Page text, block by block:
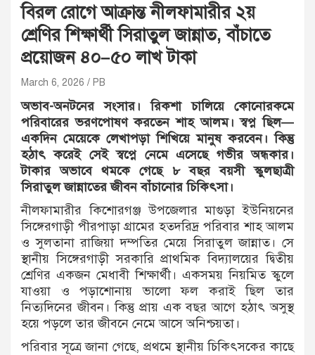
বিরল রোগে আক্রান্ত নীলফামারীর ২য়
শ্রেণির শিক্ষার্থী সিরাতুল জান্নাত, বাঁচাতে
প্রয়োজন ৪০–৫০ লাখ টাকা
March 6, 2026 PB
অভাব-অনটনের সংসার। রিকশা চালিয়ে কোনোরকমে
পরিবারের ভরণপোষণ করতেন শাহ আলম। স্বপ্ন ছিল—
একদিন মেয়েকে লেখাপড়া শিখিয়ে মানুষ করবেন। কিন্তু
হঠাৎ করেই সেই স্বপ্নে নেমে এসেছে গভীর অন্ধকার।
টাকার অভাবে থমকে গেছে ৮ বছর বয়সী স্কুলছাত্রী
সিরাতুল জান্নাতের জীবন বাঁচানোর চিকিৎসা।
নীলফামারীর কিশোরগঞ্জ উপজেলার মাগুড়া ইউনিয়নের
সিঙ্গেরগাড়ী পীরপাড়া গ্রামের হতদরিদ্র পরিবার শাহ আলম
ও সুলতানা রাজিয়া দম্পতির মেয়ে সিরাতুল জান্নাত। সে
স্থানীয় সিঙ্গেরগাড়ী সরকারি প্রাথমিক বিদ্যালয়ের দ্বিতীয়
শ্রেণির একজন মেধাবী শিক্ষার্থী। একসময় নিয়মিত স্কুলে
যাওয়া ও পড়াশোনায় ভালো ফল করাই ছিল তার
নিত্যদিনের জীবন। কিন্তু প্রায় এক বছর আগে হঠাৎ অসুস্থ
হয়ে পড়লে তার জীবনে নেমে আসে অনিশ্চয়তা।
পরিবার সূত্রে জানা গেছে, প্রথমে স্থানীয় চিকিৎসকের কাছে